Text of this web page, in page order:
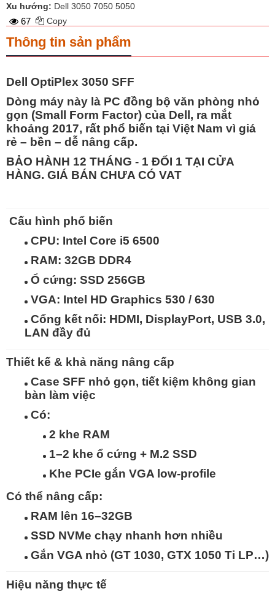
Xu hướng: Dell 3050 7050 5050
67 Copy
Thông tin sản phẩm
Dell OptiPlex 3050 SFF
Dòng máy này là PC đồng bộ văn phòng nhỏ
gọn (Small Form Factor) của Dell, ra mắt
khoảng 2017, rất phổ biến tại Việt Nam vì giá
rẻ – bền – dễ nâng cấp.
BẢO HÀNH 12 THÁNG - 1 ĐỔI 1 TẠI CỬA
HÀNG. GIÁ BÁN CHƯA CÓ VAT
Cấu hình phổ biến
CPU: Intel Core i5 6500
RAM: 32GB DDR4
Ổ cứng: SSD 256GB
VGA: Intel HD Graphics 530 / 630
Cổng kết nối: HDMI, DisplayPort, USB 3.0,
LAN đầy đủ
Thiết kế & khả năng nâng cấp
Case SFF nhỏ gọn, tiết kiệm không gian
bàn làm việc
Có:
2 khe RAM
1–2 khe ổ cứng + M.2 SSD
Khe PCIe gắn VGA low-profile
Có thể nâng cấp:
RAM lên 16–32GB
SSD NVMe chạy nhanh hơn nhiều
Gắn VGA nhỏ (GT 1030, GTX 1050 Ti LP…)
Hiệu năng thực tế